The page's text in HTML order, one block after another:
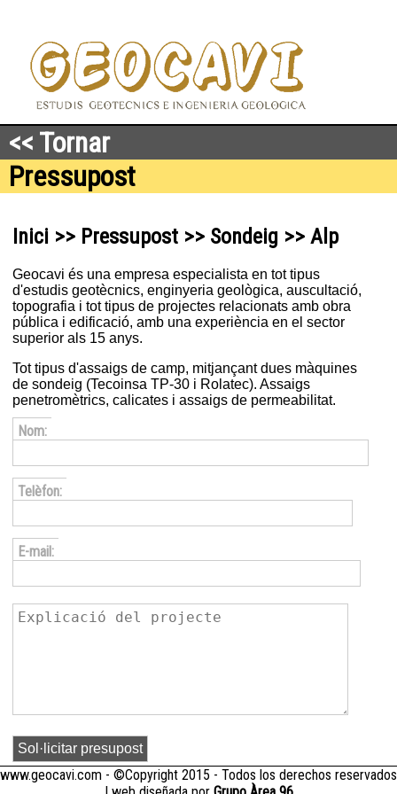
<< Tornar
Pressupost
Inici >> Pressupost >> Sondeig >> Alp
Geocavi és una empresa especialista en tot tipus
d'estudis geotècnics, enginyeria geològica, auscultació,
topografia i tot tipus de projectes relacionats amb obra
pública i edificació, amb una experiència en el sector
superior als 15 anys.
Tot tipus d'assaigs de camp, mitjançant dues màquines
de sondeig (Tecoinsa TP-30 i Rolatec). Assaigs
penetromètrics, calicates i assaigs de permeabilitat.
Nom:
Telèfon:
E-mail:
www.geocavi.com - ©Copyright 2015 - Todos los derechos reservados